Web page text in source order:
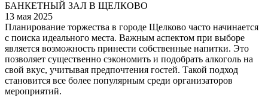
БАНКЕТНЫЙ ЗАЛ В ЩЕЛКОВО
13 мая 2025
Планирование торжества в городе Щелково часто начинается
с поиска идеального места. Важным аспектом при выборе
является возможность принести собственные напитки. Это
позволяет существенно сэкономить и подобрать алкоголь на
свой вкус, учитывая предпочтения гостей. Такой подход
становится все более популярным среди организаторов
мероприятий.